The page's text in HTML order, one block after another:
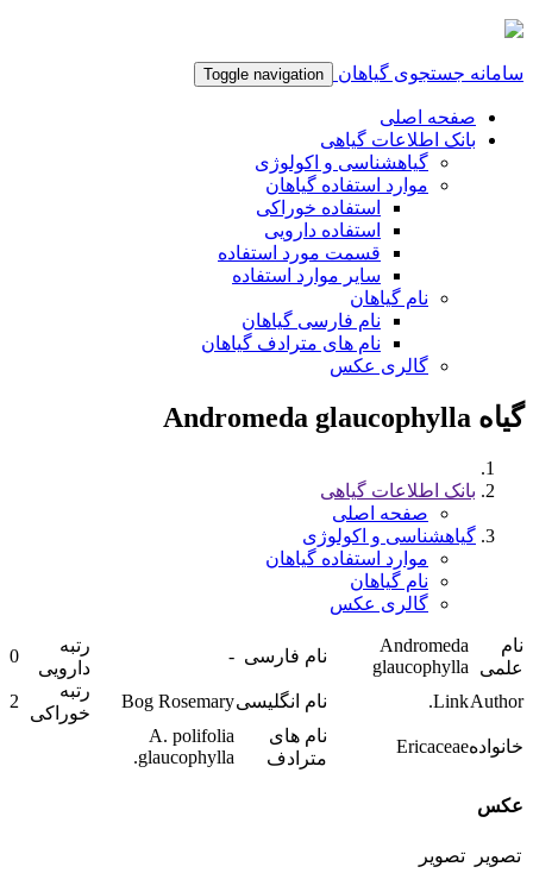
سامانه جستجوی گیاهان Toggle navigation
صفحه اصلی
بانک اطلاعات گیاهی
گیاهشناسی و اکولوژی
موارد استفاده گیاهان
استفاده خوراکی
استفاده دارویی
قسمت مورد استفاده
سایر موارد استفاده
نام گیاهان
نام فارسی گیاهان
نام های مترادف گیاهان
گالری عکس
گیاه Andromeda glaucophylla
بانک اطلاعات گیاهی
صفحه اصلی
گیاهشناسی و اکولوژی
موارد استفاده گیاهان
نام گیاهان
گالری عکس
نام
علمی
Andromeda
glaucophylla
نام فارسی -
رتبه
دارویی
0
Author
Link. نام انگلیسیBog Rosemary
رتبه
خوراکی
2
خانوادهEricaceae
نام های
مترادف
A. polifolia
glaucophylla.
عکس